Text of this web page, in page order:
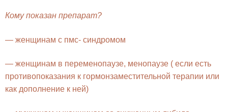
Кому показан препарат?
— женщинам с пмс- синдромом
— женщинам в переменопаузе, менопаузе ( если есть
противопоказания к гормонзаместительной терапии или
как дополнение к ней)